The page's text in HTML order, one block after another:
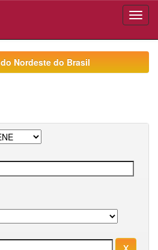
Nordeste do Brasil